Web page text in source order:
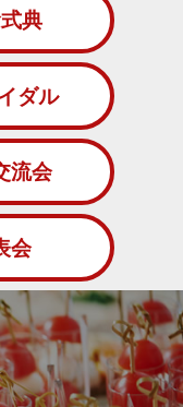
典
ダル
流会
会